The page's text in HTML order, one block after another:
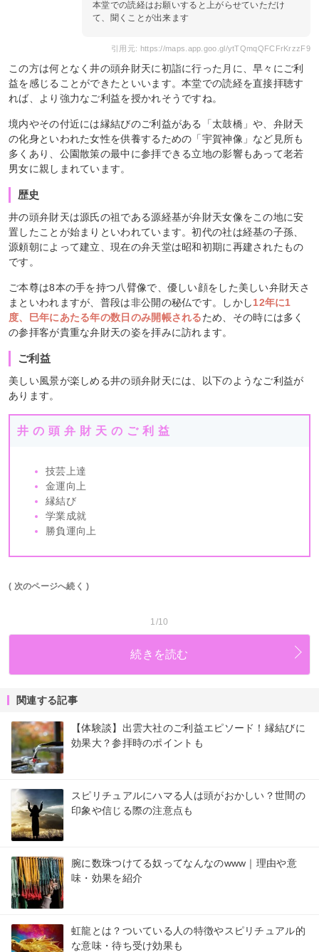
本堂での読経はお願いすると上がらせていただけ
て、聞くことが出来ます
引用元: https://maps.app.goo.gl/ytTQmqQFCFrKrzzF9
この方は何となく井の頭弁財天に初詣に行った月に、早々にご利
益を感じることができたといいます。本堂での読経を直接拝聴す
れば、より強力なご利益を授かれそうですね。
境内やその付近には縁結びのご利益がある「太鼓橋」や、弁財天
の化身といわれた女性を供養するための「宇賀神像」など見所も
多くあり、公園散策の最中に参拝できる立地の影響もあって老若
男女に親しまれています。
歴史
井の頭弁財天は源氏の祖である源経基が弁財天女像をこの地に安
置したことが始まりといわれています。初代の社は経基の子孫、
源頼朝によって建立、現在の弁天堂は昭和初期に再建されたもの
です。
ご本尊は8本の手を持つ八臂像で、優しい顔をした美しい弁財天さ
まといわれますが、普段は非公開の秘仏です。しかし12年に1
度、巳年にあたる年の数日のみ開帳されるため、その時には多く
の参拝客が貴重な弁財天の姿を拝みに訪れます。
ご利益
美しい風景が楽しめる井の頭弁財天には、以下のようなご利益が
あります。
井の頭弁財天のご利益
技芸上達
金運向上
縁結び
学業成就
勝負運向上
( 次のページへ続く )
1/10
続きを読む
関連する記事
【体験談】出雲大社のご利益エピソード！縁結びに
効果大？参拝時のポイントも
スピリチュアルにハマる人は頭がおかしい？世間の
印象や信じる際の注意点も
腕に数珠つけてる奴ってなんなのwww｜理由や意
味・効果を紹介
虹龍とは？ついている人の特徴やスピリチュアル的
な意味・待ち受け効果も